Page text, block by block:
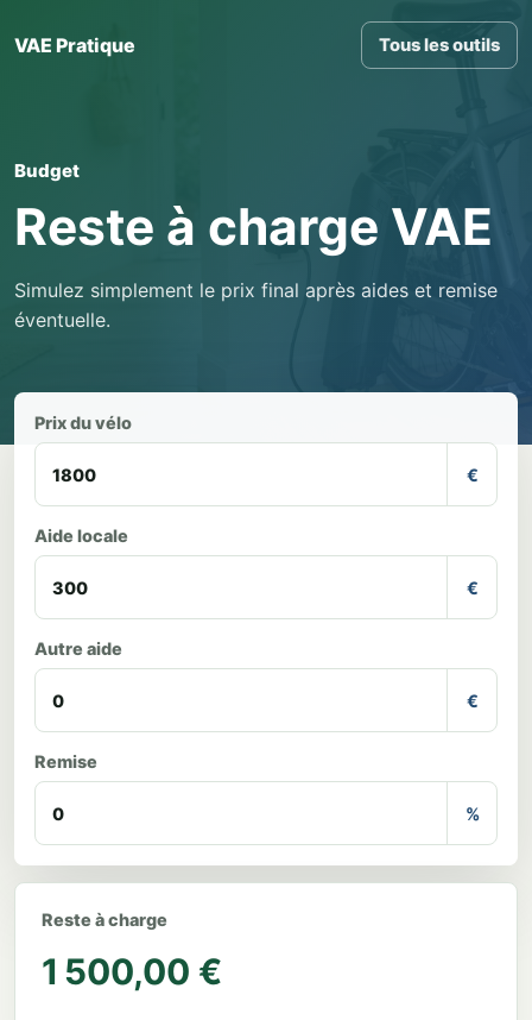
VAE Pratique Tous les outils
Budget
Reste à charge VAE
Simulez simplement le prix final après aides et remise
éventuelle.
Prix du vélo
€
Aide locale
€
Autre aide
€
Remise
%
Reste à charge
1 500,00 €